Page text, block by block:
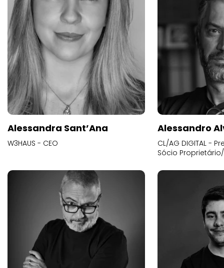
Alessandra Sant’Ana
W3HAUS - CEO
Alessandro
CL/AG DIGITAL -
Sócio